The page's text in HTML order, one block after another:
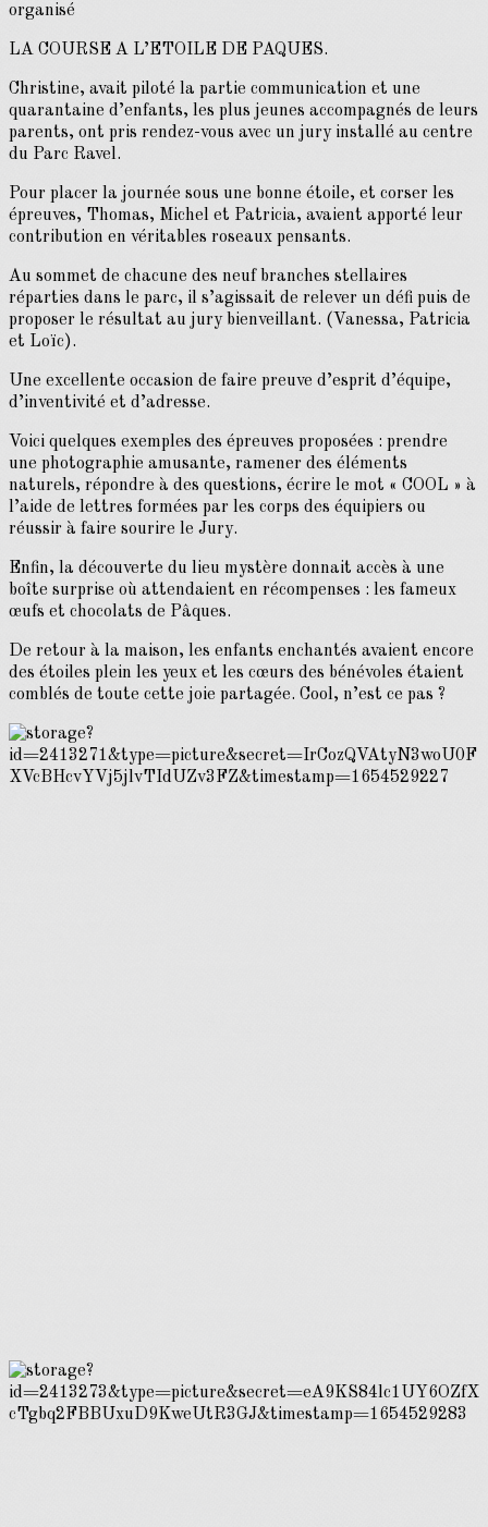
organisé
LA COURSE A L’ETOILE DE PAQUES.
Christine, avait piloté la partie communication et une
quarantaine d’enfants, les plus jeunes accompagnés de leurs
parents, ont pris rendez-vous avec un jury installé au centre
du Parc Ravel.
Pour placer la journée sous une bonne étoile, et corser les
épreuves, Thomas, Michel et Patricia, avaient apporté leur
contribution en véritables roseaux pensants.
Au sommet de chacune des neuf branches stellaires
réparties dans le parc, il s’agissait de relever un défi puis de
proposer le résultat au jury bienveillant. (Vanessa, Patricia
et Loïc).
Une excellente occasion de faire preuve d’esprit d’équipe,
d’inventivité et d’adresse.
Voici quelques exemples des épreuves proposées : prendre
une photographie amusante, ramener des éléments
naturels, répondre à des questions, écrire le mot « COOL » à
l’aide de lettres formées par les corps des équipiers ou
réussir à faire sourire le Jury.
Enfin, la découverte du lieu mystère donnait accès à une
boîte surprise où attendaient en récompenses : les fameux
œufs et chocolats de Pâques.
De retour à la maison, les enfants enchantés avaient encore
des étoiles plein les yeux et les cœurs des bénévoles étaient
comblés de toute cette joie partagée. Cool, n’est ce pas ?